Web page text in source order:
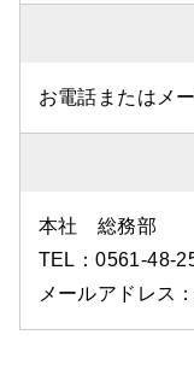
お電話またはメ
本社 総務部
TEL：0561-48-
メールアドレス